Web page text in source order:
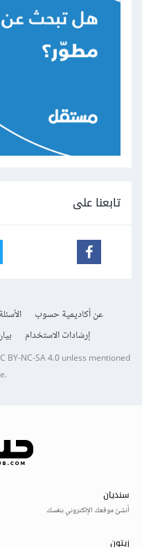
تابعنا على
عن أكاديمية حسوب
إرشادات الاستخدام
BY-NC-SA 4.0unless mentioned